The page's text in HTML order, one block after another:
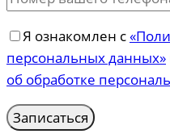
Я ознакомлен с
персональных данных»
об обработке